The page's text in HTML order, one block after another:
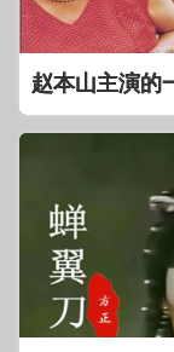
赵本山主演的